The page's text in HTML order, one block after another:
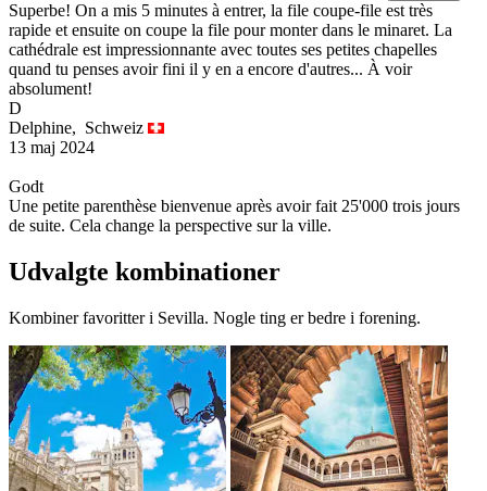
Superbe! On a mis 5 minutes à entrer, la file coupe-file est très
rapide et ensuite on coupe la file pour monter dans le minaret. La
cathédrale est impressionnante avec toutes ses petites chapelles
quand tu penses avoir fini il y en a encore d'autres... À voir
absolument!
D
Delphine, Schweiz
13 maj 2024
Godt
Une petite parenthèse bienvenue après avoir fait 25'000 trois jours
de suite. Cela change la perspective sur la ville.
Udvalgte kombinationer
Kombiner favoritter i Sevilla. Nogle ting er bedre i forening.